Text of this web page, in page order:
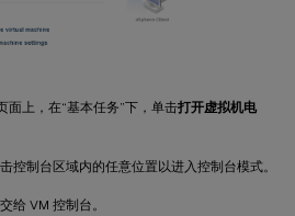
上，在“基本任务”下，单击打开虚拟机电
控制台区域内的任意位置以进入控制台模式。
给 VM 控制台。